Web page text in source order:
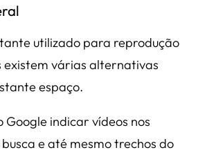
utilizado para reprodução
existem várias alternativas
espaço.
Google indicar vídeos nos
e até mesmo trechos do